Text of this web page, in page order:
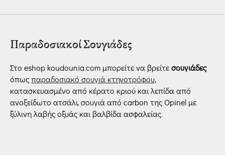
Παραδοσιακοί Σουγιάδες
Στο eshop koudounia.com μπορείτε να βρείτε σουγιάδες
όπως παραδοσιακό σουγιά κτηνοτρόφου,
κατασκευασμένο από κέρατο κριού και λεπίδα από
ανοξείδωτο ατσάλι, σουγιά από carbon της Opinel με
ξύλινη λαβής οξυάς και βαλβίδα ασφαλείας.